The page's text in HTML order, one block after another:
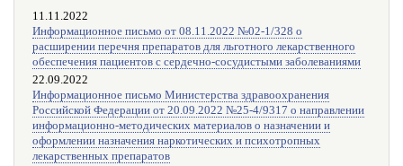
11.11.2022
Информационное письмо от 08.11.2022 №02-1/328 о
расширении перечня препаратов для льготного лекарственного
обеспечения пациентов с сердечно-сосудистыми заболеваниями
22.09.2022
Информационное письмо Министерства здравоохранения
Российской Федерации от 20.09.2022 №25-4/9317 о направлении
информационно-методических материалов о назначении и
оформлении назначения наркотических и психотропных
лекарственных препаратов